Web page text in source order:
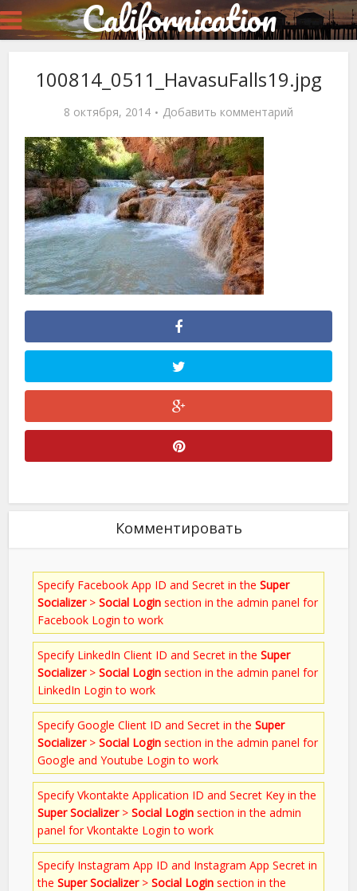
Californication
100814_0511_HavasuFalls19.jpg
8 октября, 2014 Добавить комментарий
Комментировать
Specify Facebook App ID and Secret in theSuper
Socializer>Social Login section in the admin panel for
Facebook Login to work
Specify LinkedIn Client ID and Secret in theSuper
Socializer>Social Login section in the admin panel for
LinkedIn Login to work
Specify Google Client ID and Secret in theSuper
Socializer>Social Login section in the admin panel for
Google and Youtube Login to work
Specify Vkontakte Application ID and Secret Key in the
Super Socializer>Social Login section in the admin
panel for Vkontakte Login to work
Specify Instagram App ID and Instagram App Secret in
theSuper Socializer>Social Login section in the